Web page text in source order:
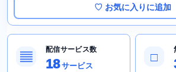
♡ お気に入りに追加
▤
配信サービス数
18サービス
□